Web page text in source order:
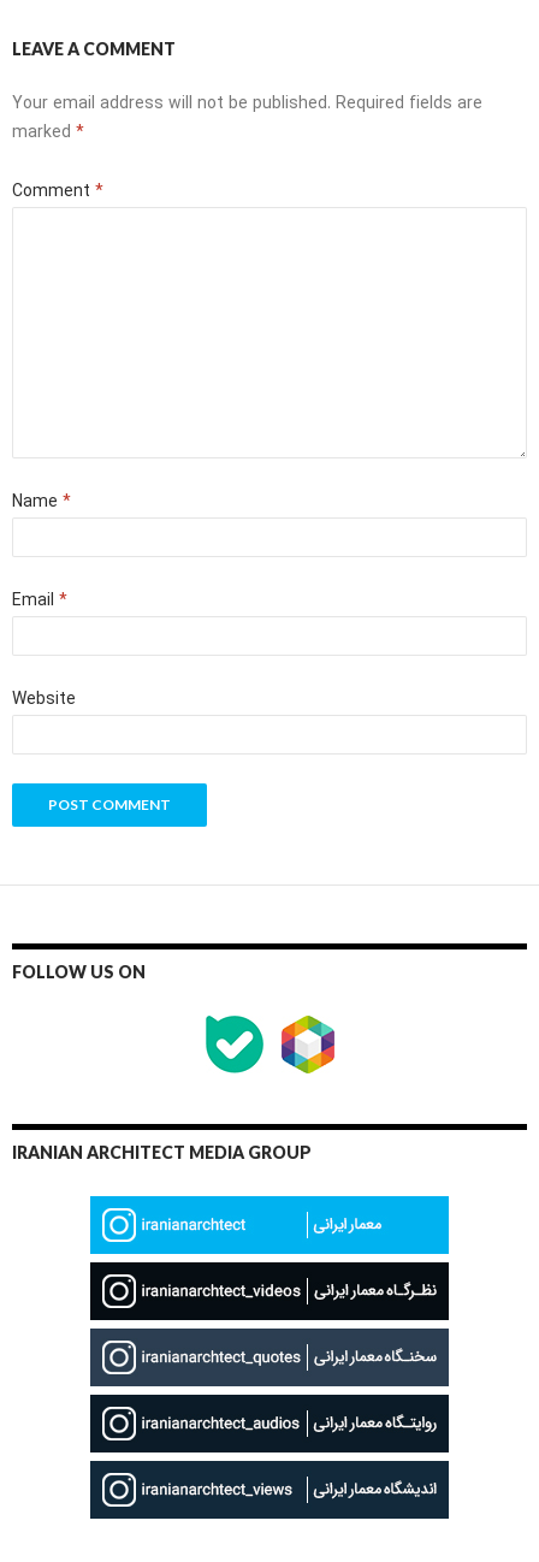
LEAVE A COMMENT
Your email address will not be published. Required fields are
marked *
Comment *
Name *
Email *
Website
FOLLOW US ON
IRANIAN ARCHITECT MEDIA GROUP